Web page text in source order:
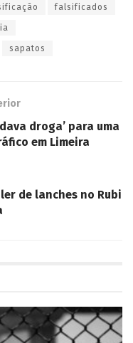
falsificados
sapatos
droga’ para uma
em Limeira
de lanches no Rubi